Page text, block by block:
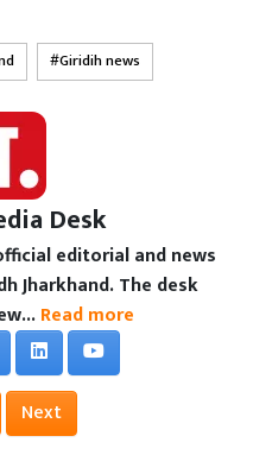
Giridih news
Desk
editorial and news
Jharkhand. The desk
Read more
Next